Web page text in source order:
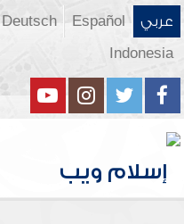
عربي Español
Deutsch
Indonesia